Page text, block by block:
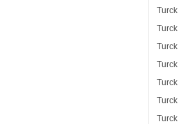
Turck
Turck
Turck
Turck
Turck
Turck
Turck